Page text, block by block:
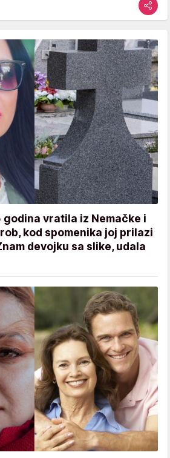
godina vratila iz Nemačke i
kod spomenika joj prilazi
devojku sa slike, udala